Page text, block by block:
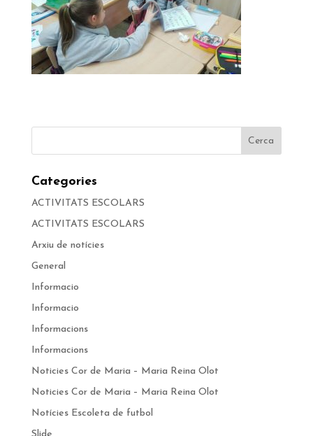
Categories
ACTIVITATS ESCOLARS
ACTIVITATS ESCOLARS
Arxiu de notícies
General
Informacio
Informacio
Informacions
Informacions
Noticies Cor de Maria – Maria Reina Olot
Noticies Cor de Maria – Maria Reina Olot
Notícies Escoleta de futbol